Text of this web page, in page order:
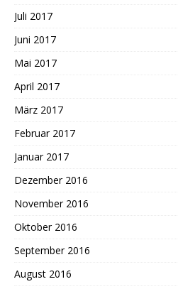
Juli 2017
Juni 2017
Mai 2017
April 2017
März 2017
Februar 2017
Januar 2017
Dezember 2016
November 2016
Oktober 2016
September 2016
August 2016